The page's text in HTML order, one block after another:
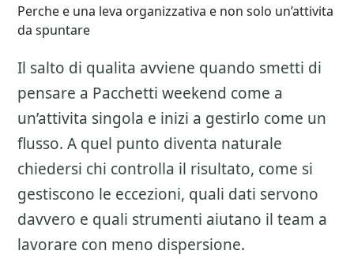
Perche e una leva organizzativa e non solo un’attivita
da spuntare
Il salto di qualita avviene quando smetti di
pensare a Pacchetti weekend come a
un’attivita singola e inizi a gestirlo come un
flusso. A quel punto diventa naturale
chiedersi chi controlla il risultato, come si
gestiscono le eccezioni, quali dati servono
davvero e quali strumenti aiutano il team a
lavorare con meno dispersione.